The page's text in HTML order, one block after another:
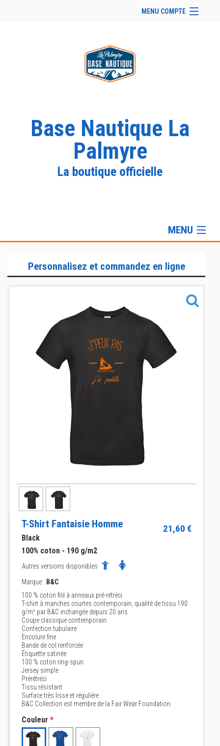
MENU COMPTE
Se connecter
Panier (vide)
Base Nautique La
Palmyre
La boutique officielle
MENU
Informations
Personnalisez et commandez en ligne
T-Shirt Fantaisie Homme 21,60 €
Black
100% coton - 190 g/m2
Autres versions disponibles
Marque : B&C
100 % coton filé à anneaux pré-rétréci
T-shirt à manches courtes contemporain, qualité de tissu 190
g/m² par B&C inchangée depuis 20 ans
Coupe classique contemporain
Confection tubulaire
Encolure fine
Bande de col renforcée
Étiquette satinée
100 % coton ring-spun
Jersey simple
Prérétréci
Tissu résistant
Surface très lisse et régulière
B&C Collection est membre de la Fair Wear Foundation.
Couleur *